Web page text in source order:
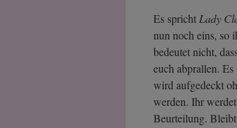
Es spricht Lady
nun noch eins, so
bedeutet nicht,
euch abprallen.
wird aufgedeckt
werden. Ihr
Beurteilung.